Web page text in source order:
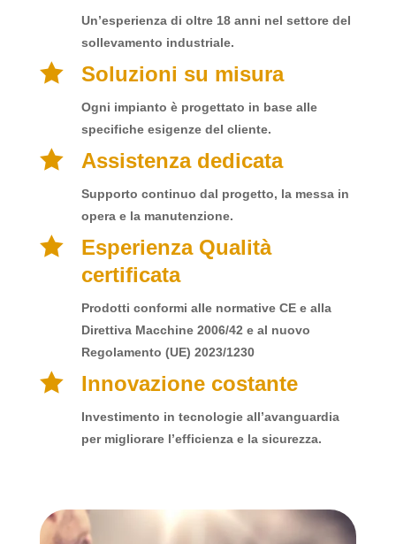
Un’esperienza di oltre 18 anni nel settore del
sollevamento industriale.
 Soluzioni su misura
Ogni impianto è progettato in base alle
specifiche esigenze del cliente.
 Assistenza dedicata
Supporto continuo dal progetto, la messa in
opera e la manutenzione.

Esperienza Qualità
certificata
Prodotti conformi alle normative CE e alla
Direttiva Macchine 2006/42 e al nuovo
Regolamento (UE) 2023/1230
 Innovazione costante
Investimento in tecnologie all’avanguardia
per migliorare l’efficienza e la sicurezza.